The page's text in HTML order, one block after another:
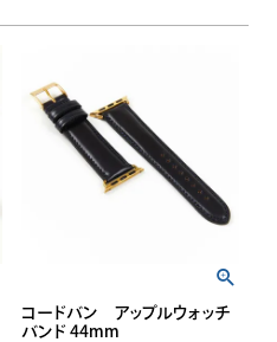
コードバン アップルウォッチ
バンド 44mm